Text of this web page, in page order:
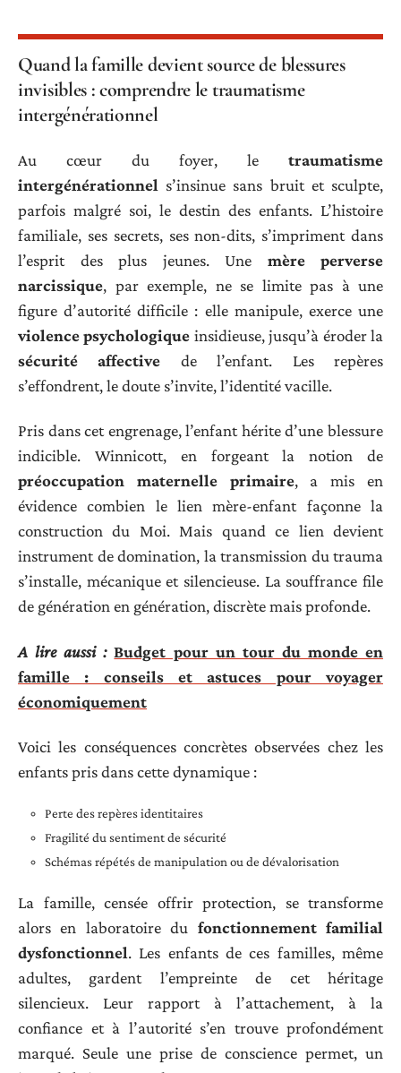
Quand la famille devient source de blessures
invisibles : comprendre le traumatisme
intergénérationnel
Au cœur du foyer, le traumatisme
intergénérationnel s’insinue sans bruit et sculpte,
parfois malgré soi, le destin des enfants. L’histoire
familiale, ses secrets, ses non-dits, s’impriment dans
l’esprit des plus jeunes. Une mère perverse
narcissique, par exemple, ne se limite pas à une
figure d’autorité difficile : elle manipule, exerce une
violence psychologique insidieuse, jusqu’à éroder la
sécurité affective de l’enfant. Les repères
s’effondrent, le doute s’invite, l’identité vacille.
Pris dans cet engrenage, l’enfant hérite d’une blessure
indicible. Winnicott, en forgeant la notion de
préoccupation maternelle primaire, a mis en
évidence combien le lien mère-enfant façonne la
construction du Moi. Mais quand ce lien devient
instrument de domination, la transmission du trauma
s’installe, mécanique et silencieuse. La souffrance file
de génération en génération, discrète mais profonde.
A lire aussi : Budget pour un tour du monde en
famille : conseils et astuces pour voyager
économiquement
Voici les conséquences concrètes observées chez les
enfants pris dans cette dynamique :
Perte des repères identitaires
Fragilité du sentiment de sécurité
Schémas répétés de manipulation ou de dévalorisation
La famille, censée offrir protection, se transforme
alors en laboratoire du fonctionnement familial
dysfonctionnel. Les enfants de ces familles, même
adultes, gardent l’empreinte de cet héritage
silencieux. Leur rapport à l’attachement, à la
confiance et à l’autorité s’en trouve profondément
marqué. Seule une prise de conscience permet, un